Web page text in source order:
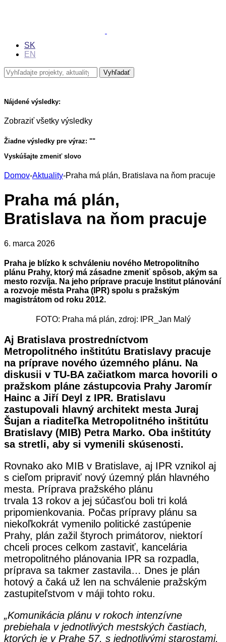
SK
EN
Nájdené výsledky:
Zobraziť všetky výsledky
Žiadne výsledky pre výraz: ""
Vyskúšajte zmeniť slovo
Domov-Aktuality-Praha má plán, Bratislava na ňom pracuje
Praha má plán,
Bratislava na ňom pracuje
6. marca 2026
Praha je blízko k schváleniu nového Metropolitního
plánu Prahy, ktorý má zásadne zmeniť spôsob, akým sa
mesto rozvíja. Na jeho príprave pracuje Institut plánování
a rozvoje města Praha (IPR) spolu s pražským
magistrátom od roku 2012.
FOTO: Praha má plán, zdroj: IPR_Jan Malý
Aj Bratislava prostredníctvom
Metropolitného inštitútu Bratislavy pracuje
na príprave nového územného plánu. Na
diskusii v TU-BA začiatkom marca hovorili o
pražskom pláne zástupcovia Prahy Jaromír
Hainc a Jiří Deyl z IPR. Bratislavu
zastupovali hlavný architekt mesta Juraj
Šujan a riaditeľka Metropolitného inštitútu
Bratislavy (MIB) Petra Marko. Oba inštitúty
sa stretli, aby si vymenili skúsenosti.
Rovnako ako MIB v Bratislave, aj IPR vznikol aj
s cieľom pripraviť nový územný plán hlavného
mesta. Príprava pražského plánu
trvala 13 rokov a jej súčasťou boli tri kolá
pripomienkovania. Počas prípravy plánu sa
niekoľkokrát vymenilo politické zastúpenie
Prahy, plán zažil štyroch primátorov, niektorí
chceli proces celkom zastaviť, kancelária
metropolitného plánovania IPR sa rozpadla,
príprava sa takmer zastavila… Dnes je plán
hotový a čaká už len na schválenie pražským
zastupiteľstvom v máji tohto roku.
„Komunikácia plánu v rokoch intenzívne
prebiehala v jednotlivých mestských častiach,
ktorých je v Prahe 57, s jednotlivými starostami,